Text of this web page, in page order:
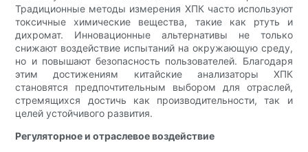
Традиционные методы измерения ХПК часто используют
токсичные химические вещества, такие как ртуть и
дихромат. Инновационные альтернативы не только
снижают воздействие испытаний на окружающую среду,
но и повышают безопасность пользователей. Благодаря
этим достижениям китайские анализаторы ХПК
становятся предпочтительным выбором для отраслей,
стремящихся достичь как производительности, так и
целей устойчивого развития.
Регуляторное и отраслевое воздействие